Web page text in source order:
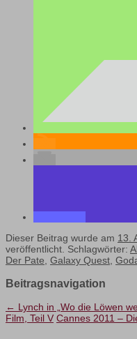
Dieser Beitrag wurde am 13.
veröffentlicht. Schlagwörter:
Der Pate Galaxy Quest
Beitragsnavigation
← Lynch in „Wo die Löwen
Film, Teil V Cannes 2011 –